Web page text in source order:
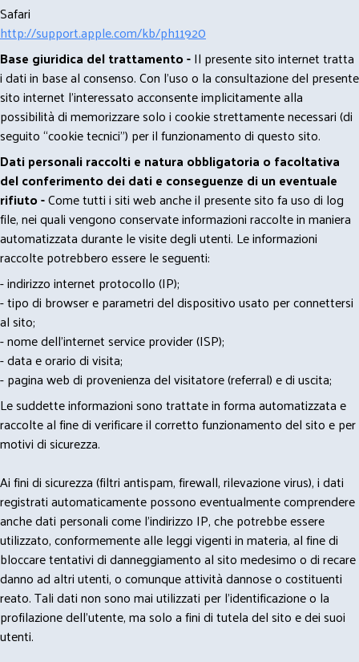
Safari
http://support.apple.com/kb/ph11920
Base giuridica del trattamento -Il presente sito internet tratta
i dati in base al consenso. Con l'uso o la consultazione del presente
sito internet l’interessato acconsente implicitamente alla
possibilità di memorizzare solo i cookie strettamente necessari (di
seguito “cookie tecnici”) per il funzionamento di questo sito.
Dati personali raccolti e natura obbligatoria o facoltativa
del conferimento dei dati e conseguenze di un eventuale
rifiuto -Come tutti i siti web anche il presente sito fa uso di log
file, nei quali vengono conservate informazioni raccolte in maniera
automatizzata durante le visite degli utenti. Le informazioni
raccolte potrebbero essere le seguenti:
- indirizzo internet protocollo (IP);
- tipo di browser e parametri del dispositivo usato per connettersi
al sito;
- nome dell'internet service provider (ISP);
- data e orario di visita;
- pagina web di provenienza del visitatore (referral) e di uscita;
Le suddette informazioni sono trattate in forma automatizzata e
raccolte al fine di verificare il corretto funzionamento del sito e per
motivi di sicurezza.
Ai fini di sicurezza (filtri antispam, firewall, rilevazione virus), i dati
registrati automaticamente possono eventualmente comprendere
anche dati personali come l'indirizzo IP, che potrebbe essere
utilizzato, conformemente alle leggi vigenti in materia, al fine di
bloccare tentativi di danneggiamento al sito medesimo o di recare
danno ad altri utenti, o comunque attività dannose o costituenti
reato. Tali dati non sono mai utilizzati per l'identificazione o la
profilazione dell'utente, ma solo a fini di tutela del sito e dei suoi
utenti.